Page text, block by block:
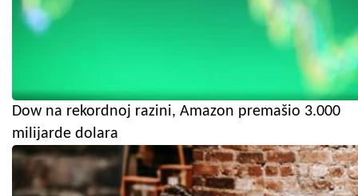
Dow na rekordnoj razini, Amazon premašio 3.000
milijarde dolara